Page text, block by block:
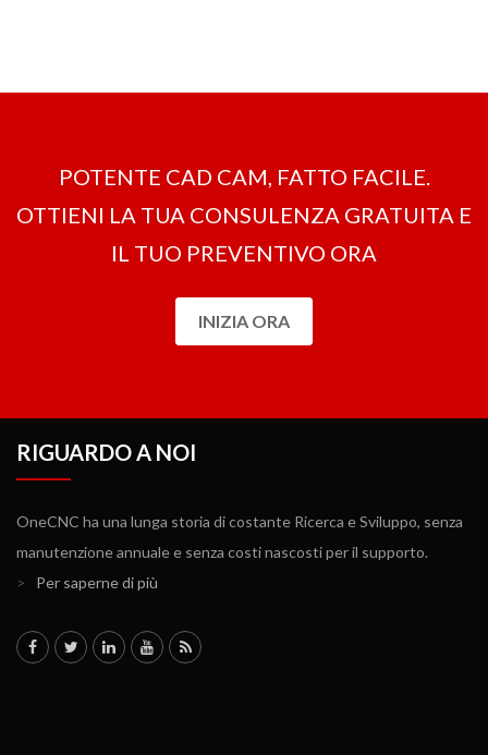
POTENTE CAD CAM, FATTO FACILE.
OTTIENI LA ​​TUA CONSULENZA GRATUITA E
IL TUO PREVENTIVO ORA
INIZIA ORA
RIGUARDO A NOI
OneCNC ha una lunga storia di costante Ricerca e Sviluppo, senza
manutenzione annuale e senza costi nascosti per il supporto.
>
Per saperne di più